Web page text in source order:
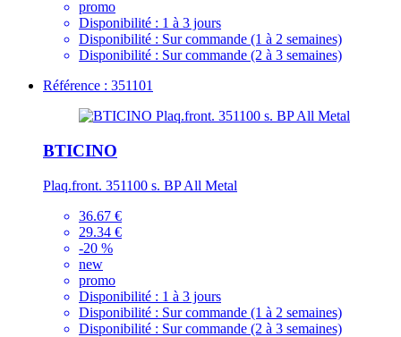
promo
Disponibilité : 1 à 3 jours
Disponibilité : Sur commande (1 à 2 semaines)
Disponibilité : Sur commande (2 à 3 semaines)
Référence : 351101
BTICINO
Plaq.front. 351100 s. BP All Metal
36.67 €
29.34 €
-20 %
new
promo
Disponibilité : 1 à 3 jours
Disponibilité : Sur commande (1 à 2 semaines)
Disponibilité : Sur commande (2 à 3 semaines)